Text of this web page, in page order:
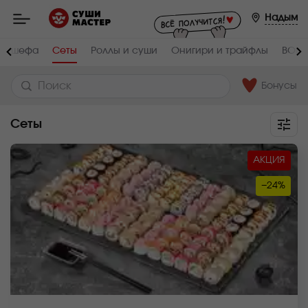
Мастер
заказ
доставка
суши,
роллов,
WOK
Надым
шефа Сеты Роллы и суши Онигири и трайфлы ВОК
Бонусы
Сеты
АКЦИЯ
−24%